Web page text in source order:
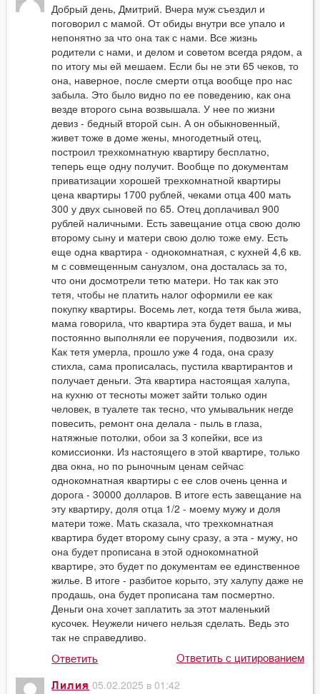
Добрый день, Дмитрий. Вчера муж съездил и
поговорил с мамой. От обиды внутри все упало и
непонятно за что она так с нами. Все жизнь
родители с нами, и делом и советом всегда рядом, а
по итогу мы ей мешаем. Если бы не эти 65 чеков, то
она, наверное, после смерти отца вообще про нас
забыла. Это было видно по ее поведению, как она
везде второго сына возвышала. У нее по жизни
девиз - бедный второй сын. А он обыкновенный,
живет тоже в доме жены, многодетный отец,
построил трехкомнатную квартиру бесплатно,
теперь еще одну получит. Вообще по документам
приватизации хорошей трехкомнатной квартиры
цена квартиры 1700 рублей, чеками отца 400 мать
300 у двух сыновей по 65. Отец доплачивал 900
рублей наличными. Есть завещание отца свою долю
второму сыну и матери свою долю тоже ему. Есть
еще одна квартира - однокомнатная, с кухней 4,6 кв.
м с совмещенным санузлом, она досталась за то,
что они досмотрели тетю матери. Но так как это
тетя, чтобы не платить налог оформили ее как
покупку квартиры. Восемь лет, когда тетя была жива,
мама говорила, что квартира эта будет ваша, и мы
постоянно выполняли ее поручения, подвозили их.
Как тетя умерла, прошло уже 4 года, она сразу
стихла, сама прописалась, пустила квартирантов и
получает деньги. Эта квартира настоящая халупа,
на кухню от тесноты может зайти только один
человек, в туалете так тесно, что умывальник негде
повесить, ремонт она делала - пыль в глаза,
натяжные потолки, обои за 3 копейки, все из
комиссионки. Из настоящего в этой квартире, только
два окна, но по рыночным ценам сейчас
однокомнатная квартиры с ее слов очень ценна и
дорога - 30000 долларов. В итоге есть завещание на
эту квартиру, доля отца 1/2 - моему мужу и доля
матери тоже. Мать сказала, что трехкомнатная
квартира будет второму сыну сразу, а эта - мужу, но
она будет прописана в этой однокомнатной
квартире, это будет по документам ее единственное
жилье. В итоге - разбитое корыто, эту халупу даже не
продашь, она будет прописана там посмертно.
Деньги она хочет заплатить за этот маленький
кусочек. Неужели ничего нельзя сделать. Ведь это
так не справедливо.
Ответить Ответить с цитированием
Лилия 05.02.2025 в 01:42